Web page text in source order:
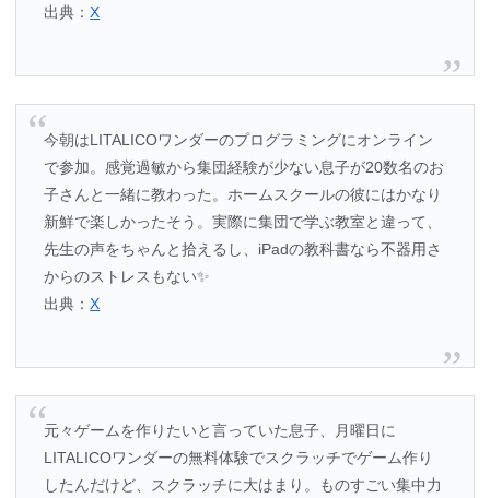
出典：X
今朝はLITALICOワンダーのプログラミングにオンライン
で参加。感覚過敏から集団経験が少ない息子が20数名のお
子さんと一緒に教わった。ホームスクールの彼にはかなり
新鮮で楽しかったそう。実際に集団で学ぶ教室と違って、
先生の声をちゃんと拾えるし、iPadの教科書なら不器用さ
からのストレスもない✨
出典：X
元々ゲームを作りたいと言っていた息子、月曜日に
LITALICOワンダーの無料体験でスクラッチでゲーム作り
したんだけど、スクラッチに大はまり。ものすごい集中力